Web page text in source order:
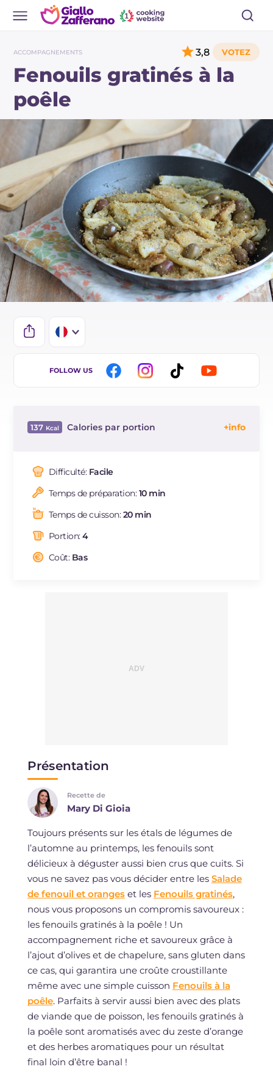
ACCOMPAGNEMENTS
Fenouils gratinés à la
poêle
3,8
IT
DE
NL
FOLLOW US
137 Calories par portion
Dont sucres
Protéine
Graisses
Fibre
Sodium
Difficulté: Facile
Temps de préparation:10 min
Temps de cuisson:20 min
Portion:4
Coût: Bas
Présentation
Recette de
Mary Di Gioia
Toujours présents sur les étals de légumes de
l’automne au printemps, les fenouils sont
délicieux à déguster aussi bien crus que cuits. Si
vous ne savez pas vous décider entre les Salade
de fenouil et orangeset les Fenouils gratinés,
nous vous proposons un compromis savoureux :
les fenouils gratinés à la poêle ! Un
accompagnement riche et savoureux grâce à
l’ajout d’olives et de chapelure, sans gluten dans
ce cas, qui garantira une croûte croustillante
même avec une simple cuisson Fenouils à la
poêle. Parfaits à servir aussi bien avec des plats
de viande que de poisson, les fenouils gratinés à
la poêle sont aromatisés avec du zeste d’orange
et des herbes aromatiques pour un résultat
final loin d’être banal !